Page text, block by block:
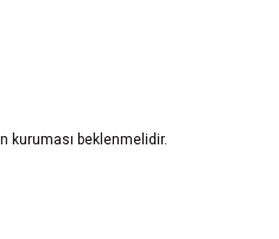
kuruması beklenmelidir.